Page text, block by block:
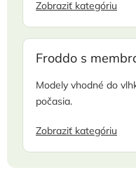
Zobraziť kategóriu
Froddo s
Modely vhodné do
počasia.
Zobraziť kategóriu